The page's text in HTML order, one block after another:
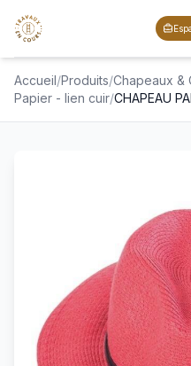
Accueil/Produits/Chapeaux &
Papier - lien cuir/CHAPEAU